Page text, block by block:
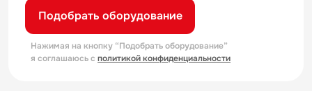
Подобрать оборудование
Нажимая на кнопку “Подобрать оборудование”
я соглашаюсь с политикой конфиденциальности